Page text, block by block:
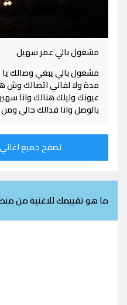
مشغول بالي عمر سهيل
مشغول بالي يبغي وصالك
مدة ولا لفاني اتصالك
عيونك وليلك هنالك وانا
بالوصل وانا فدالك حالي
تصفح جميع اغاني
ما هو تقييمك للاغنية من